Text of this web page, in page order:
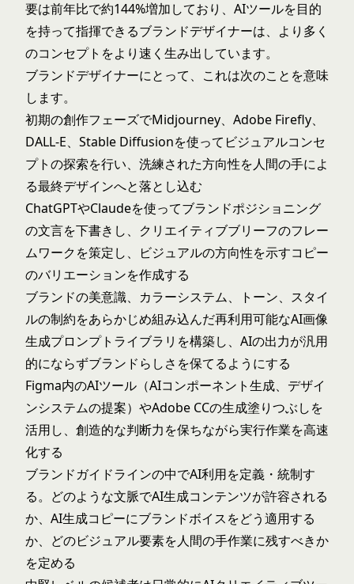
要は前年比で約144%増加しており、AIツールを目的
を持って指揮できるブランドデザイナーは、より多く
のコンセプトをより速く生み出しています。
ブランドデザイナーにとって、これは次のことを意味
します。
初期の創作フェーズでMidjourney、Adobe Firefly、
DALL-E、Stable Diffusionを使ってビジュアルコンセ
プトの探索を行い、洗練された方向性を人間の手によ
る最終デザインへと落とし込む
ChatGPTやClaudeを使ってブランドポジショニング
の文言を下書きし、クリエイティブブリーフのフレー
ムワークを策定し、ビジュアルの方向性を示すコピー
のバリエーションを作成する
ブランドの美意識、カラーシステム、トーン、スタイ
ルの制約をあらかじめ組み込んだ再利用可能なAI画像
生成プロンプトライブラリを構築し、AIの出力が汎用
的にならずブランドらしさを保てるようにする
Figma内のAIツール（AIコンポーネント生成、デザイ
ンシステムの提案）やAdobe CCの生成塗りつぶしを
活用し、創造的な判断力を保ちながら実行作業を高速
化する
ブランドガイドラインの中でAI利用を定義・統制す
る。どのような文脈でAI生成コンテンツが許容される
か、AI生成コピーにブランドボイスをどう適用する
か、どのビジュアル要素を人間の手作業に残すべきか
を定める